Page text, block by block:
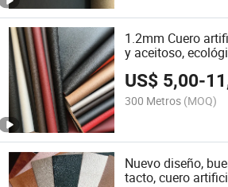
1.2mm Cuero
y aceitoso,
guijarro
US$ 5,00-
300 Metros (MOQ)
Nuevo diseño,
tacto, cuero